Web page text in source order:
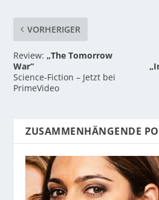
VORHERIGER
Review:„The Tomorrow
War“
Science-Fiction – Jetzt bei
PrimeVideo
ZUSAMMENHÄNGENDE